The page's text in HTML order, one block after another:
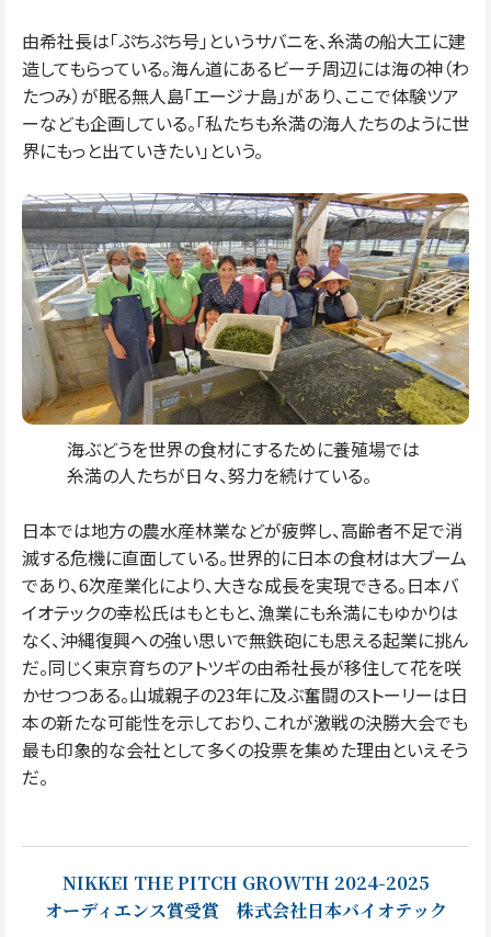
由希社長は「ぷちぷち号」というサバニを、糸満の船大工に建
造してもらっている。海ん道にあるビーチ周辺には海の神（わ
たつみ）が眠る無人島「エージナ島」があり、ここで体験ツア
ーなども企画している。「私たちも糸満の海人たちのように世
界にもっと出ていきたい」という。
海ぶどうを世界の食材にするために養殖場では
糸満の人たちが日々、努力を続けている。
日本では地方の農水産林業などが疲弊し、高齢者不足で消
滅する危機に直面している。世界的に日本の食材は大ブーム
であり、6次産業化により、大きな成長を実現できる。日本バ
イオテックの幸松氏はもともと、漁業にも糸満にもゆかりは
なく、沖縄復興への強い思いで無鉄砲にも思える起業に挑ん
だ。同じく東京育ちのアトツギの由希社長が移住して花を咲
かせつつある。山城親子の23年に及ぶ奮闘のストーリーは日
本の新たな可能性を示しており、これが激戦の決勝大会でも
最も印象的な会社として多くの投票を集めた理由といえそう
だ。
NIKKEI THE PITCH GROWTH 2024-2025
オーディエンス賞受賞 株式会社日本バイオテック